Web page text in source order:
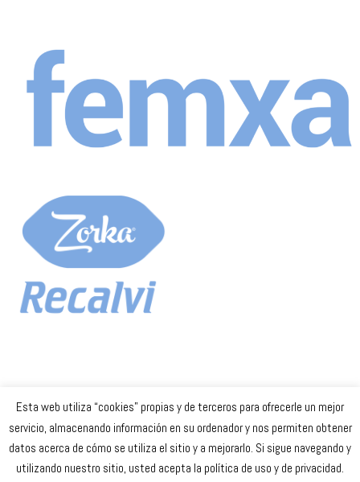
Celta Baloncesto Femenino. 2023
secretaria@celtabaloncesto.com
Esta web utiliza “cookies” propias y de terceros para ofrecerle un mejor
servicio, almacenando información en su ordenador y nos permiten obtener
datos acerca de cómo se utiliza el sitio y a mejorarlo. Si sigue navegando y
utilizando nuestro sitio, usted acepta la política de uso y de privacidad.